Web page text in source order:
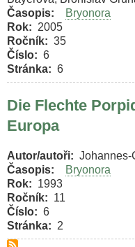
Časopis
Bryonora
Rok
2005
Ročník
35
Číslo
6
Stránka
6
Die Flechte
Europa
Autor/autoři
Johannes-
Časopis
Bryonora
Rok
1993
Ročník
11
Číslo
6
Stránka
2